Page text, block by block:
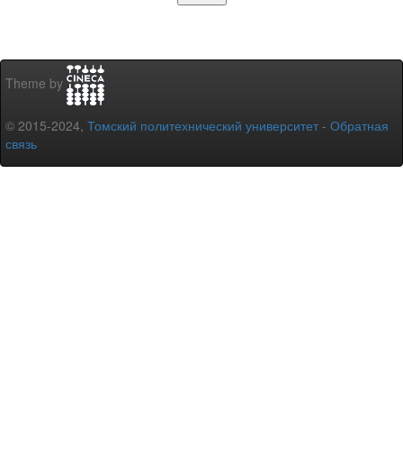
Theme by
© 2015-2024, Томский политехнический университет - Обратная
связь